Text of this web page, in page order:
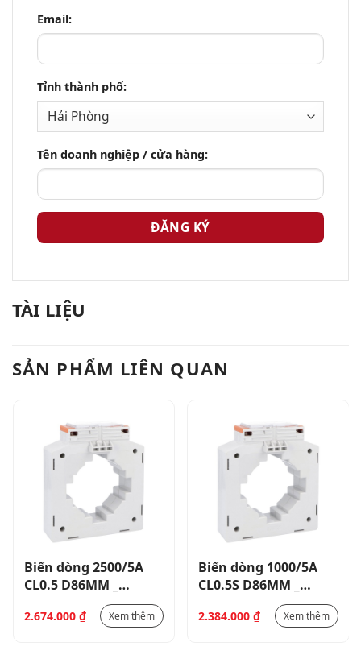
Email:
Tỉnh thành phố:
Tên doanh nghiệp / cửa hàng:
TÀI LIỆU
SẢN PHẨM LIÊN QUAN
Biến dòng 2500/5A
CL0.5 D86MM _
2.674.000 ₫ Xem thêm
Biến dòng 1000/5A
CL0.5S D86MM _
2.384.000 ₫ Xem thêm